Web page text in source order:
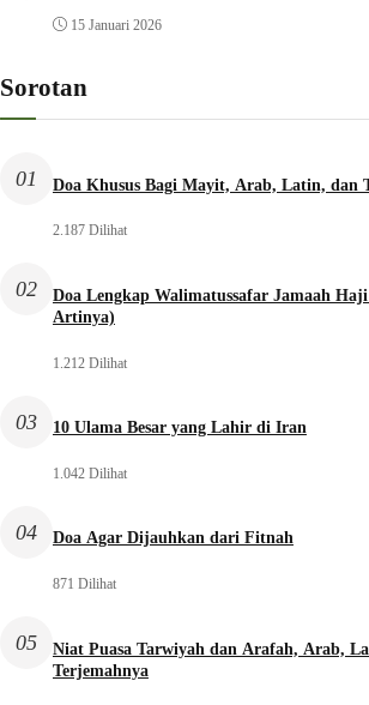
15 Januari 2026
Sorotan
01 Doa Khusus Bagi Mayit, Arab, Latin, dan
2.187 Dilihat
02
Doa Lengkap Walimatussafar Jamaah
Artinya)
1.212 Dilihat
03 10 Ulama Besar yang Lahir di Iran
1.042 Dilihat
04 Doa Agar Dijauhkan dari Fitnah
871 Dilihat
05
Niat Puasa Tarwiyah dan Arafah, Arab,
Terjemahnya